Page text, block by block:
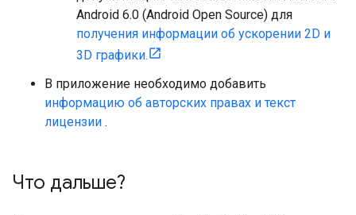
Android 6.0 (Android Open Source) для
получения информации об ускорении 2D и
3D графики.
В приложение необходимо добавить
информацию об авторских правах и текст
лицензии .
Что дальше?